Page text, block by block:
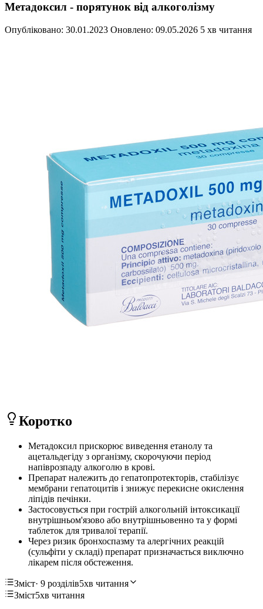
Метадоксил - порятунок від алкоголізму
Опубліковано: 30.01.2023 Оновлено: 09.05.2026 5 хв читання
Коротко
Метадоксил прискорює виведення етанолу та
ацетальдегіду з організму, скорочуючи період
напіврозпаду алкоголю в крові.
Препарат належить до гепатопротекторів, стабілізує
мембрани гепатоцитів і знижує перекисне окислення
ліпідів печінки.
Застосовується при гострій алкогольній інтоксикації
внутрішньом'язово або внутрішньовенно та у формі
таблеток для тривалої терапії.
Через ризик бронхоспазму та алергічних реакцій
(сульфіти у складі) препарат призначається виключно
лікарем після обстеження.
Зміст· 9 розділів5хв читання
Зміст5хв читання